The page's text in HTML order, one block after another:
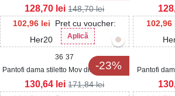
Ecologica Intoarsa Yasma
102,96 lei
Pret cu voucher:
Her20
Aplică
128,70 lei 148,70lei
102,96
-23%
36 37
Pantofi dama stiletto Mov din Satin Irisa
130,64 lei 171,84lei
Pantofi